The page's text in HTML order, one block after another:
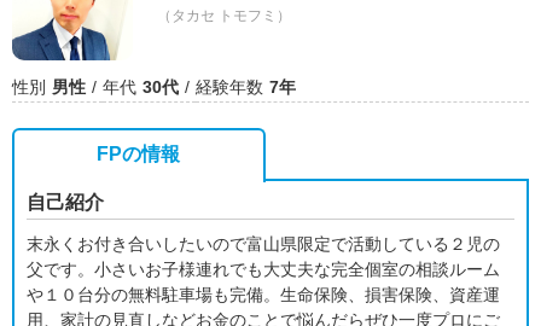
（タカセ トモフミ）
性別 男性 年代 30代 経験年数 7年
FPの情報
自己紹介
末永くお付き合いしたいので富山県限定で活動している２児の
父です。小さいお子様連れでも大丈夫な完全個室の相談ルーム
や１０台分の無料駐車場も完備。生命保険、損害保険、資産運
用、家計の見直しなどお金のことで悩んだらぜひ一度プロにご